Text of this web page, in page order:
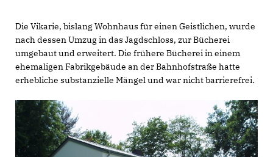
Die Vikarie, bislang Wohnhaus für einen Geistlichen, wurde
nach dessen Umzug in das Jagdschloss, zur Bücherei
umgebaut und erweitert. Die frühere Bücherei in einem
ehemaligen Fabrikgebäude an der Bahnhofstraße hatte
erhebliche substanzielle Mängel und war nicht barrierefrei.